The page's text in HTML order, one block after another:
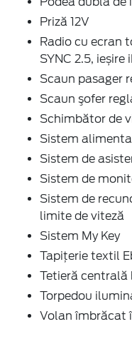
Priză 12V
Radio cu ecran
SYNC 2.5, ieșire
Scaun pasager
Scaun şofer
Schimbător de
Sistem
Sistem de
Sistem de
Sistem de
limite de viteză
Sistem My Key
Tapițerie textil
Tetieră centrală
Torpedou
Volan îmbrăcat